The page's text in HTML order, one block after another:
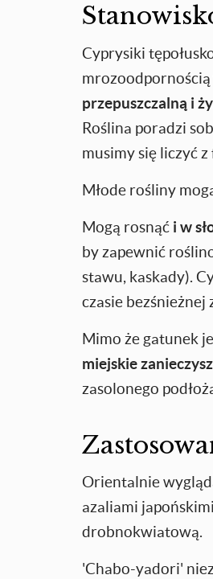
Cyprysiki
mrozoodpornością
przepuszczalną i
Roślina poradzi
musimy się liczyć
Młode rośliny
Mogą rosnąć i w
by zapewnić
stawu, kaskady).
czasie bezśnieżnej
Mimo że gatunek
miejskie
zasolonego
Orientalnie
azaliami
drobnokwiatową.
'Chabo-yadori'